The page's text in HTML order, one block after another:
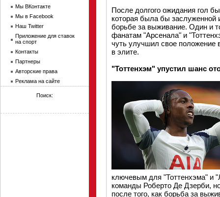
После долгого ожидания гол
которая была бы заслуженной
борьбе за выживание. Один и
фанатам "Арсенала" и
чуть улучшил свое положение
в элите.
"Тоттенхэм" упустил шанс
ключевым для "Тоттенхэма" и
команды Роберто Де Дзерби,
после того, как борьба за
Мы ВКонтакте
Мы в Facebook
Наш Twitter
Приложение для ставок
на спорт
Контакты
Партнеры
Авторские права
Реклама на сайте
Поиск: